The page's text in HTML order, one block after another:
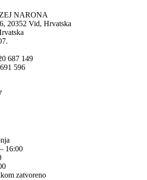
NARONA
20352 Vid, Hrvatska
687 149
596
16:00
zatvoreno